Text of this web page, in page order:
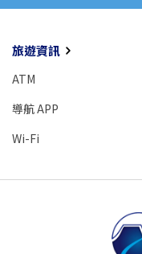
旅遊資訊
ATM
導航 APP
Wi-Fi